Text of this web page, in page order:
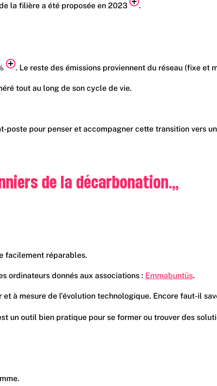
la filière a été proposée en 2023 .
. Le reste des émissions proviennent du réseau (fixe et
tout au long de son cycle de vie.
poste pour penser et accompagner cette transition vers
de la décarbonation.”
facilement réparables.
ordinateurs donnés aux associations : Emmabuntüs.
à mesure de l’évolution technologique. Encore faut-il
bien pratique pour se former ou trouver des